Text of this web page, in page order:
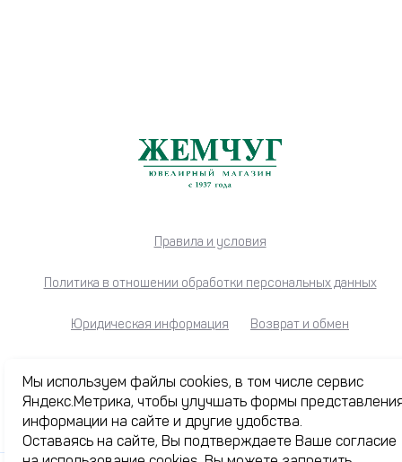
Правила и условия
Политика в отношении обработки персональных данных
Юридическая информация Возврат и обмен
Каталог
Мы используем файлы cookies, в том числе сервис
Яндекс.Метрика, чтобы улучшать формы
информации на сайте и другие удобства.
Оставаясь на сайте, Вы подтверждаете Ваше согласие